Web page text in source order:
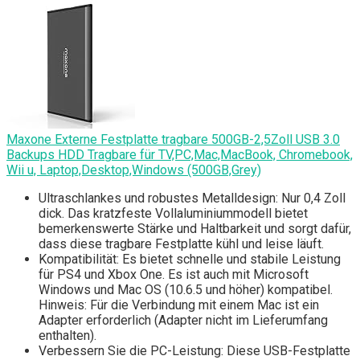
Maxone Externe Festplatte tragbare 500GB-2,5Zoll USB 3.0
Backups HDD Tragbare für TV,PC,Mac,MacBook, Chromebook,
Wii u, Laptop,Desktop,Windows (500GB,Grey)
Ultraschlankes und robustes Metalldesign: Nur 0,4 Zoll
dick. Das kratzfeste Vollaluminiummodell bietet
bemerkenswerte Stärke und Haltbarkeit und sorgt dafür,
dass diese tragbare Festplatte kühl und leise läuft.
Kompatibilität: Es bietet schnelle und stabile Leistung
für PS4 und Xbox One. Es ist auch mit Microsoft
Windows und Mac OS (10.6.5 und höher) kompatibel.
Hinweis: Für die Verbindung mit einem Mac ist ein
Adapter erforderlich (Adapter nicht im Lieferumfang
enthalten).
Verbessern Sie die PC-Leistung: Diese USB-Festplatte